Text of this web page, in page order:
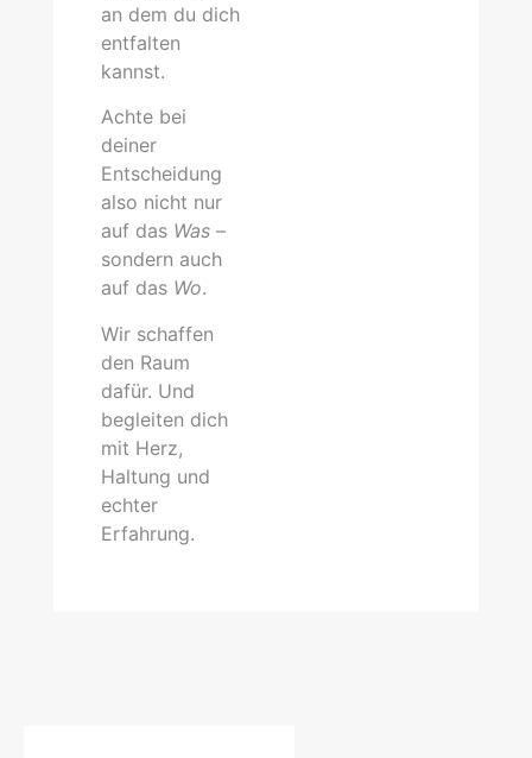
an dem du dich
entfalten
kannst.
Achte bei
deiner
Entscheidung
also nicht nur
auf das Was–
sondern auch
auf das Wo.
Wir schaffen
den Raum
dafür. Und
begleiten dich
mit Herz,
Haltung und
echter
Erfahrung.